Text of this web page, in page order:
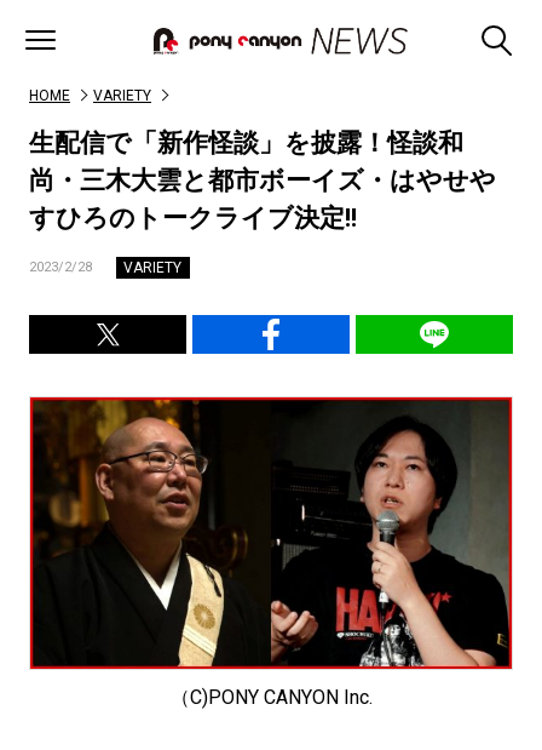
HOME VARIETY
生配信で「新作怪談」を披露！怪談和
尚・三木大雲と都市ボーイズ・はやせや
すひろのトークライブ決定!!
2023/2/28 VARIETY
（C)PONY CANYON Inc.